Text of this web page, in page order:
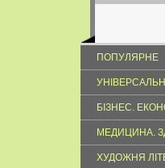
ПОПУЛЯРНЕ
БІЗНЕС.
МЕДИЦИНА.
ХУДОЖНЯ